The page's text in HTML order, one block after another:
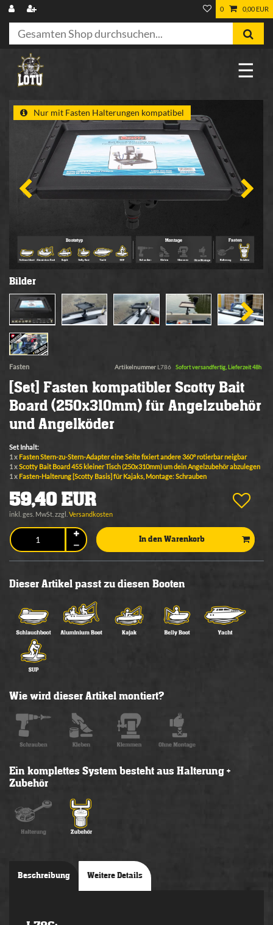
0 0,00 EUR
☰
Nur mit Fasten Halterungen kompatibel
Bilder
Fasten Artikelnummer L786 Sofort versandfertig, Lieferzeit 48h
[Set] Fasten kompatibler Scotty Bait
Board (250x310mm) für Angelzubehör
und Angelköder
Set Inhalt:
1 x Fasten Stern-zu-Stern-Adapter eine Seite fixiert andere 360° rotierbar neigbar
1 xScotty Bait Board 455 kleiner Tisch (250x310mm) um dein Angelzubehör abzulegen
1 x Fasten-Halterung [Scotty Basis] für Kajaks, Montage: Schrauben
59,40 EUR
inkl. ges. MwSt. zzgl. Versandkosten
In den Warenkorb
Dieser Artikel passt zu diesen Booten
Wie wird dieser Artikel montiert?
Ein komplettes System besteht aus Halterung +
Zubehör
Beschreibung Weitere Details